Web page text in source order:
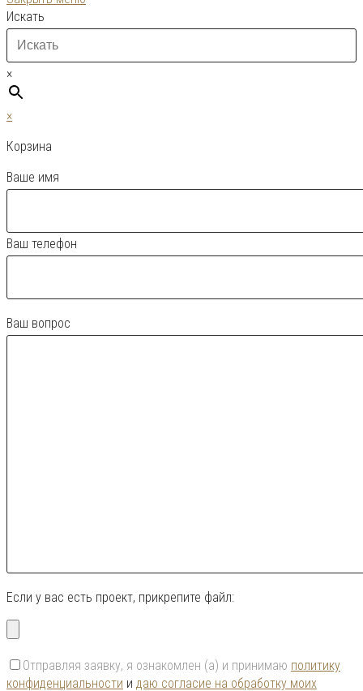
Искать
×
×
Корзина
Ваше имя
Ваш телефон
Ваш вопрос
Если у вас есть проект, прикрепите файл:
Отправляя заявку, я ознакомлен (а) и принимаю политику
конфиденциальности и даю согласие на обработку моих